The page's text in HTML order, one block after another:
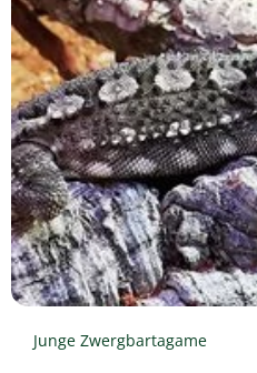
Junge Zwergbartagame